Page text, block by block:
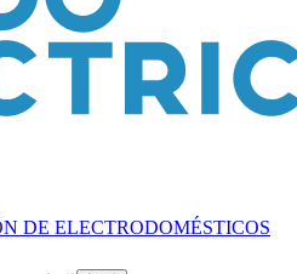
DE ELECTRODOMÉSTICOS